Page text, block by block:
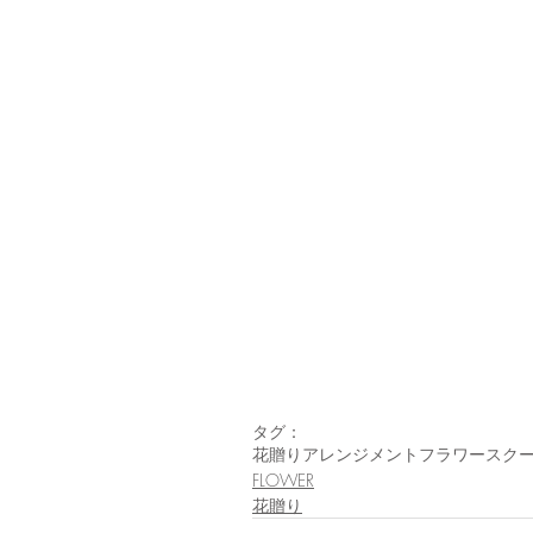
タグ：
花贈り アレンジメント フラワースク
FLOWER
花贈り